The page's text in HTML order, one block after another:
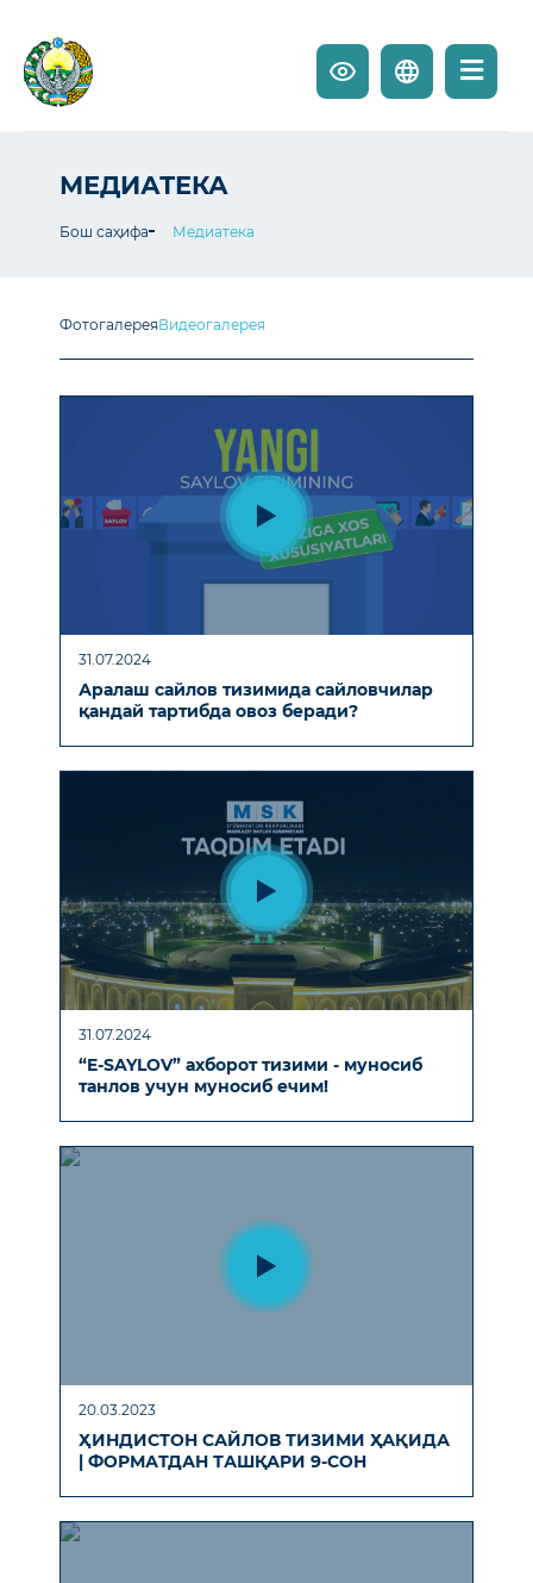
МЕДИАТЕКА
Бош саҳифа Медиатека
ФотогалереяВидеогалерея
31.07.2024
Аралаш сайлов тизимида сайловчилар
қандай тартибда овоз беради?
31.07.2024
“E-SAYLOV” ахборот тизими - муносиб
танлов учун муносиб ечим!
20.03.2023
ҲИНДИСТОН САЙЛОВ ТИЗИМИ ҲАҚИДА
| ФОРМАТДАН ТАШҚАРИ 9-СОН